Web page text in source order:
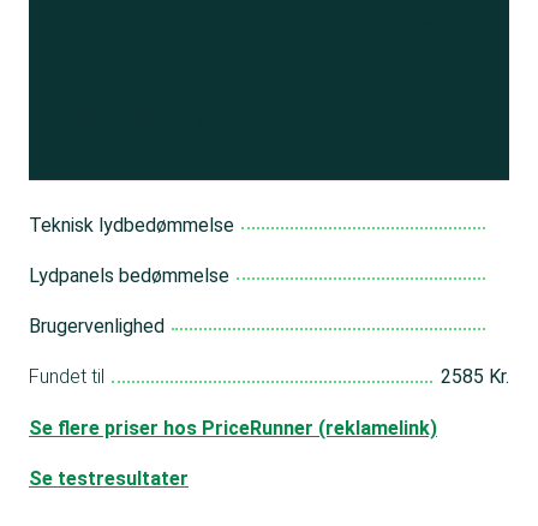
Teknisk lydbedømmelse
Lydpanels bedømmelse
Brugervenlighed
Fundet til 2585 Kr.
Se flere priser hos PriceRunner (reklamelink)
Se testresultater